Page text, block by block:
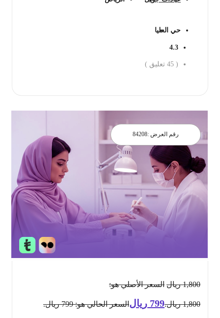
حي العليا
4.3
45 تعليق )
رقم العرض : 84208
1,800 ريال السعر الأصلي هو:
1,800 ريال. 799 ريالالسعر الحالي هو: 799 ريال.